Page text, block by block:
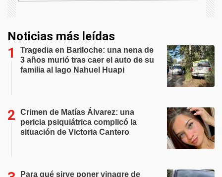
Noticias más leídas
Tragedia en Bariloche: una nena de
3 años murió tras caer el auto de su
familia al lago Nahuel Huapi
Crimen de Matías Álvarez: una
pericia psiquiátrica complicó la
situación de Victoria Cantero
Para qué sirve poner vinagre de